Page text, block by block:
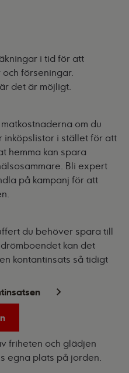
i tid för att
förseningar.
det är möjligt.
om du
inköpslistor i stället för att
hemma kan spara
Bli expert
på kampanj för att
du behöver spara till
kan det
kontantinsats så tidigt
friheten och glädjen
egna plats på jorden.